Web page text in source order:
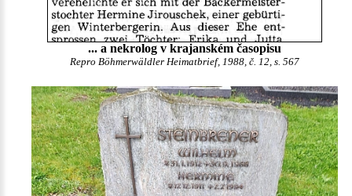
... a nekrolog v krajanském časopisu
Repro Böhmerwäldler Heimatbrief, 1988, č. 12, s. 567